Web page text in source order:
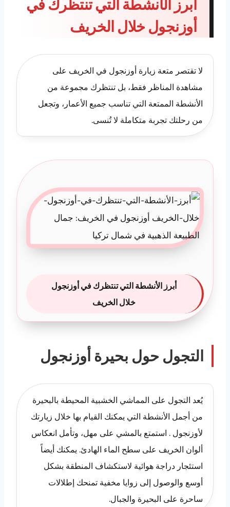
أوزنجول خلال الخريف
لا تقتصر متعة زيارة أوزنجول في الخريف على
مشاهدة المناظر فقط، بل تنتظرك مجموعة من
الأنشطة الممتعة التي تناسب جميع الأعمار، وتجعل
من رحلتك تجربة متكاملة لا تُنسى.
أبرز الأنشطة التي تنتظرك في أوزنجول
خلال الخريف
التجول حول بحيرة أوزنجول
يُعد التجول على المماشي الخشبية المحيطة بالبحيرة
من أجمل الأنشطة التي يمكنك القيام بها خلال زيارتك
لأوزنجول . استمتع بالمشي على مهل، وتأمل انعكاس
ألوان الخريف على سطح الماء الهادئ. يمكنك أيضاً
استئجار دراجة هوائية لاستكشاف المنطقة بشكل
أوسع والوصول إلى زوايا مخفية تمنحك إطلالات
ساحرة على البحيرة والجبال.